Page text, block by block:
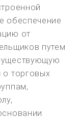
обеспечение
от
путем
о торговых